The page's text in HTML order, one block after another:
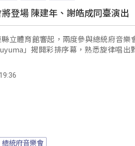
登場 陳建年、謝皓成同臺演出
立體育館響起，兩度參與總統府音樂
」揭開彩排序幕，熟悉旋律唱出
總統府音樂會